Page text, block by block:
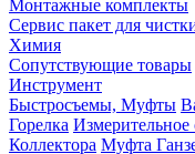
Монтажные комплекты
Сервис пакет для
Химия
Сопутствующие товары
Инструмент
Быстросъемы, Муфты
Горелка Измерительное
Коллектора Муфта